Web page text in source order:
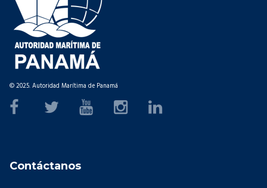
© 2025. Autoridad Marítima de Panamá
Contáctanos